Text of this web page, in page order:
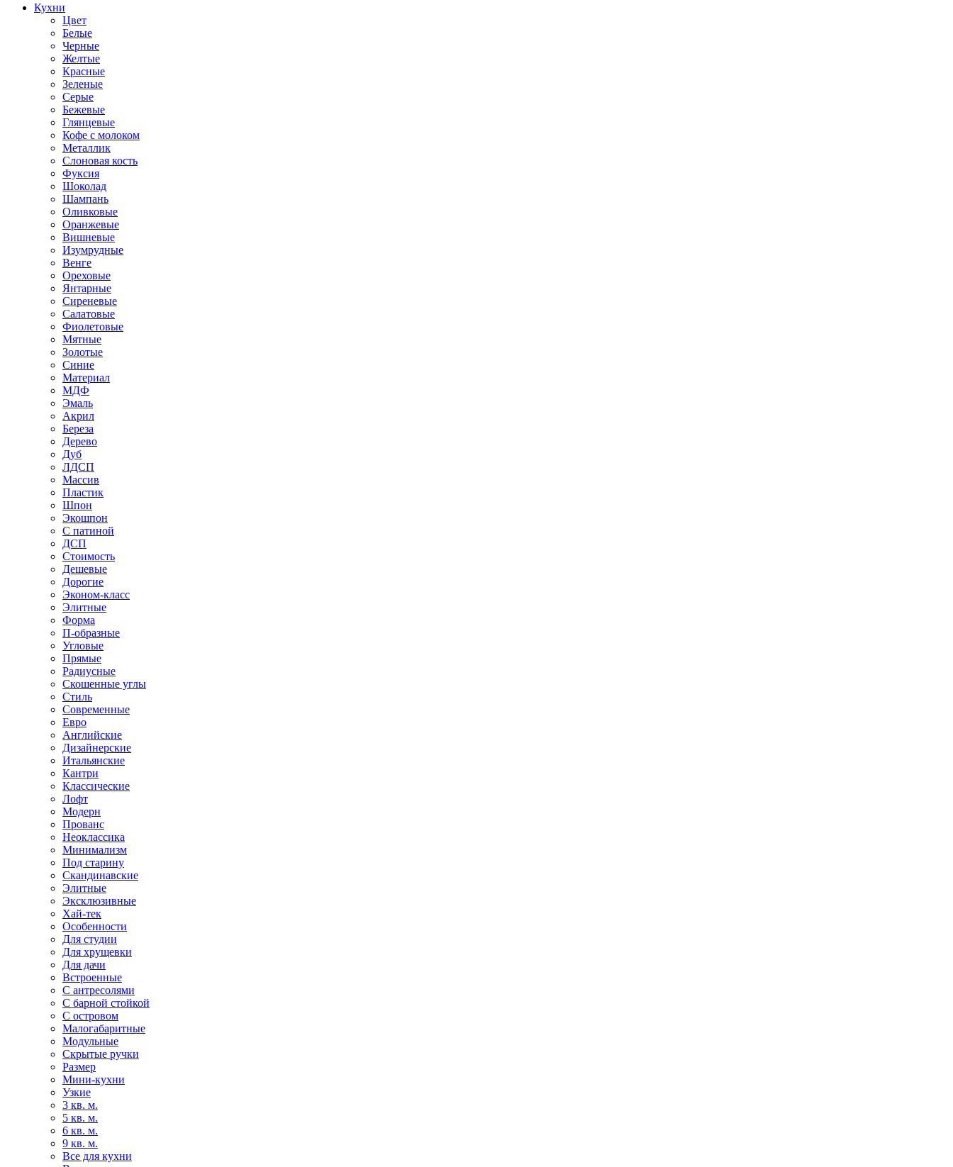
Кухни
Цвет
Белые
Черные
Желтые
Красные
Зеленые
Серые
Бежевые
Глянцевые
Кофе с молоком
Металлик
Слоновая кость
Фуксия
Шоколад
Шампань
Оливковые
Оранжевые
Вишневые
Изумрудные
Венге
Ореховые
Янтарные
Сиреневые
Салатовые
Фиолетовые
Мятные
Золотые
Синие
Материал
МДФ
Эмаль
Акрил
Береза
Дерево
Дуб
ЛДСП
Массив
Пластик
Шпон
Экошпон
С патиной
ДСП
Стоимость
Дешевые
Дорогие
Эконом-класс
Элитные
Форма
П-образные
Угловые
Прямые
Радиусные
Скошенные углы
Стиль
Современные
Евро
Английские
Дизайнерские
Итальянские
Кантри
Классические
Лофт
Модерн
Прованс
Неоклассика
Минимализм
Под старину
Скандинавские
Элитные
Эксклюзивные
Хай-тек
Особенности
Для студии
Для хрущевки
Для дачи
Встроенные
С антресолями
С барной стойкой
С островом
Малогабаритные
Модульные
Скрытые ручки
Размер
Мини-кухни
Узкие
3 кв. м.
5 кв. м.
6 кв. м.
9 кв. м.
Все для кухни